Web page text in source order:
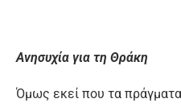
Ανησυχία για τη Θράκη
Όμως εκεί που τα